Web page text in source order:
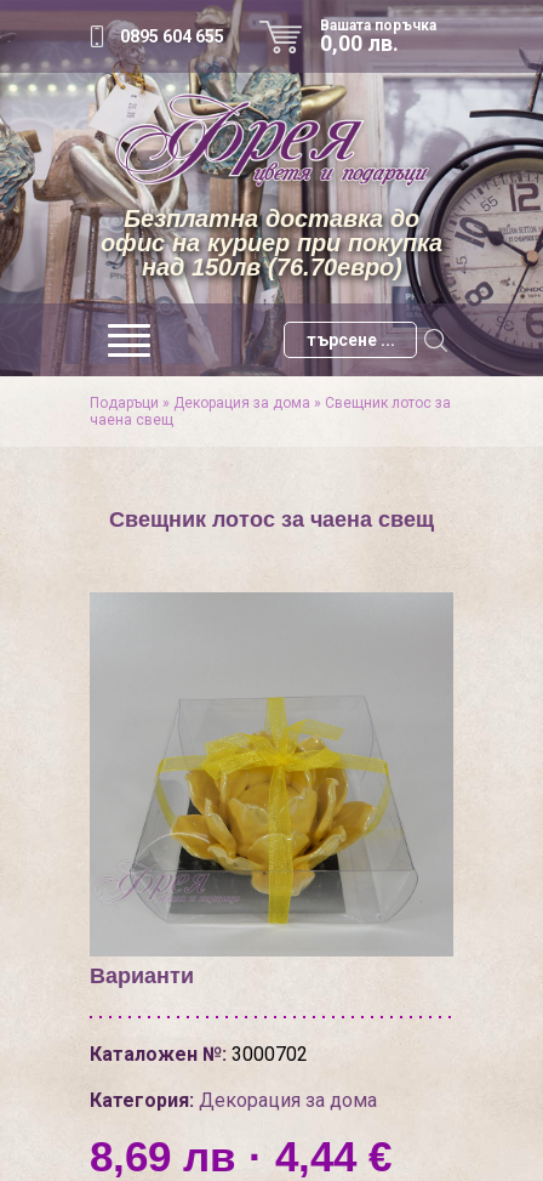
0895 604 655
Вашата поръчка
0,00 лв.
Безплатна доставка до
офис на куриер при покупка
над 150лв (76.70евро)
Подаръци » Декорация за дома » Свещник лотос за
чаена свещ
Свещник лотос за чаена свещ
Варианти
Каталожен №: 3000702
Категория: Декорация за дома
8,69 лв · 4,44 €